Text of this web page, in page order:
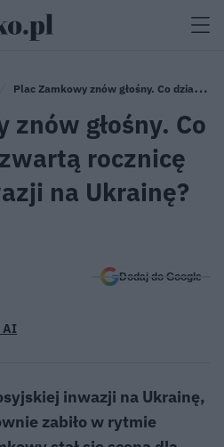
Plac Zamkowy znów głośny. Co działo się
na Ukrainę?
znów głośny. Co
rocznicę
na Ukrainę?
Dodaj do Google
AI
inwazji na Ukrainę,
zabiło w rytmie